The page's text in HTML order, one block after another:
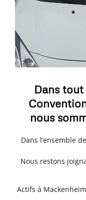
Dans
nous
Dans l’ensemble
Nous restons
Actifs à